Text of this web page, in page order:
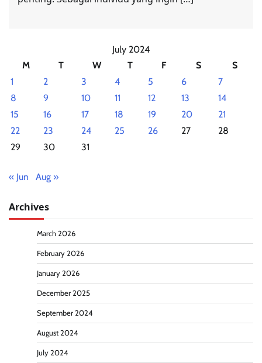
July 2024
M
T W T F S
S
1
2 3 4 5 6
7
8
9 10 11 12 13
14
15
16 17 18 19 20
21
22
23 24 25 26 27
28
29
30 31
« Jun Aug »
Archives
March 2026
February 2026
January 2026
December 2025
September 2024
August 2024
July 2024